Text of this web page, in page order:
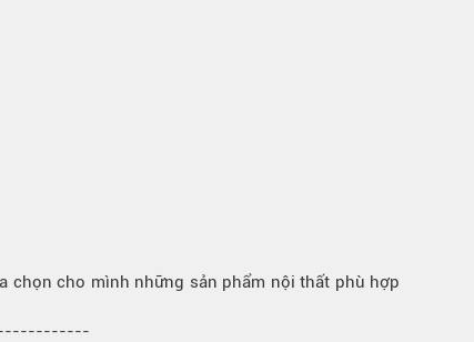
chọn cho mình những sản phẩm nội thất phù hợp